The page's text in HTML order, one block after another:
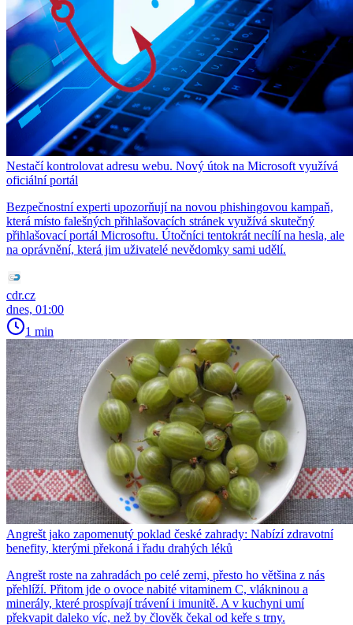
Nestačí kontrolovat adresu webu. Nový útok na Microsoft využívá
oficiální portál
Bezpečnostní experti upozorňují na novou phishingovou kampaň,
která místo falešných přihlašovacích stránek využívá skutečný
přihlašovací portál Microsoftu. Útočníci tentokrát necílí na hesla, ale
na oprávnění, která jim uživatelé nevědomky sami udělí.
cdr.cz
dnes, 01:00
1 min
Angrešt jako zapomenutý poklad české zahrady: Nabízí zdravotní
benefity, kterými překoná i řadu drahých léků
Angrešt roste na zahradách po celé zemi, přesto ho většina z nás
přehlíží. Přitom jde o ovoce nabité vitaminem C, vlákninou a
minerály, které prospívají trávení i imunitě. A v kuchyni umí
překvapit daleko víc, než by člověk čekal od keře s trny.